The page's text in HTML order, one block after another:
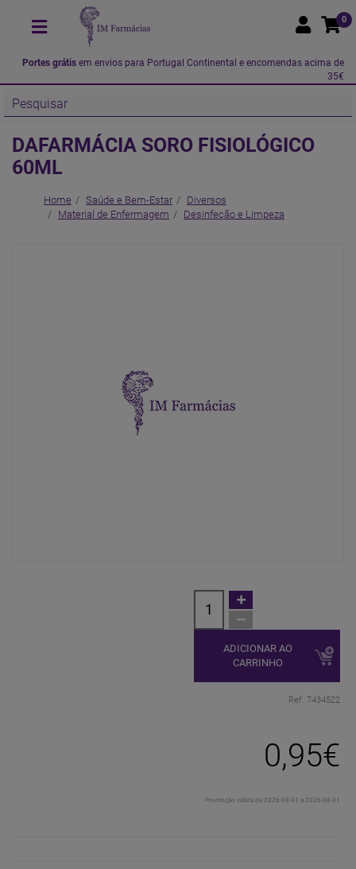
0
Portes grátis em envios para Portugal Continental e encomendas acima de
35€
DAFARMÁCIA SORO FISIOLÓGICO
60ML
Home Saúde e Bem-Estar
Diversos
Material de Enfermagem
Desinfeção e Limpeza
ADICIONAR AO
CARRINHO
Ref. 7434522
0,95€
Promoção válida de 2026-08-01 a 2026-08-31